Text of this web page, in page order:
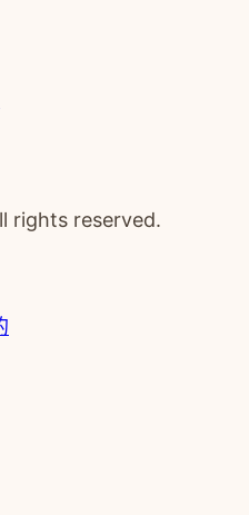
rights reserved.